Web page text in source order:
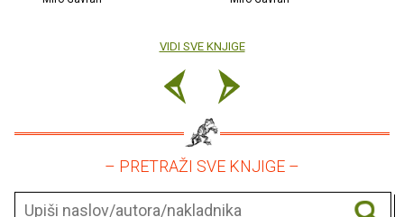
VIDI SVE KNJIGE
– PRETRAŽI SVE KNJIGE –